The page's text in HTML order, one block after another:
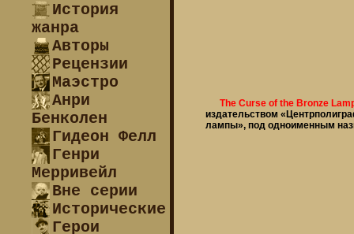
История
жанра
Авторы
Рецензии
Маэстро
Анри
Бенколен
Гидеон Фелл
Генри
Мерривейл
Вне серии
Исторические
Герои
The Curse of the Bronze
издательством
лампы», под одноименным